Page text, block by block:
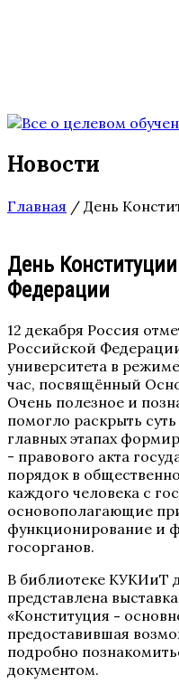
Новости
Главная / День
День
Федерации
12 декабря Россия
Российской
университета в
час, посвящённый
Очень полезное и
помогло раскрыть
главных этапах
- правового акта
порядок в
каждого человека с
основополагающие
функционирование и
госорганов.
В библиотеке КУКИиТ
представлена
«Конституция -
предоставившая
подробно
документом.